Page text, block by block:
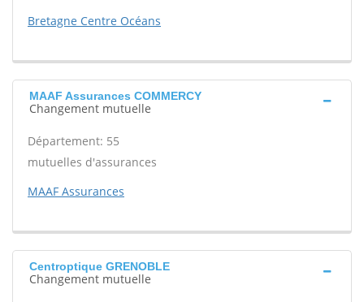
Bretagne Centre Océans
MAAF Assurances COMMERCY
Changement mutuelle
Département: 55
mutuelles d'assurances
MAAF Assurances
Centroptique GRENOBLE
Changement mutuelle